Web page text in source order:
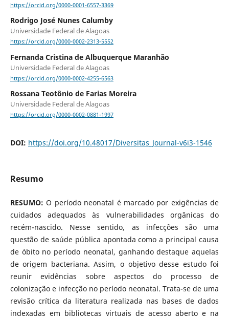
https://orcid.org/0000-0001-6557-3369
Rodrigo José Nunes Calumby
Universidade Federal de Alagoas
https://orcid.org/0000-0002-2313-5552
Fernanda Cristina de Albuquerque Maranhão
Universidade Federal de Alagoas
https://orcid.org/0000-0002-4255-6563
Rossana Teotônio de Farias Moreira
Universidade Federal de Alagoas
https://orcid.org/0000-0002-0881-1997
DOI: https://doi.org/10.48017/Diversitas_Journal-v6i3-1546
Resumo
RESUMO:O período neonatal é marcado por exigências de
cuidados adequados às vulnerabilidades orgânicas do
recém-nascido. Nesse sentido, as infecções são uma
questão de saúde pública apontada como a principal causa
de óbito no período neonatal, ganhando destaque aquelas
de origem bacteriana. Assim, o objetivo desse estudo foi
reunir evidências sobre aspectos do processo de
colonização e infecção no período neonatal. Trata-se de uma
revisão crítica da literatura realizada nas bases de dados
indexadas em bibliotecas virtuais de acesso aberto e na